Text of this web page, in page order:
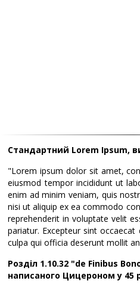
Стандартний Lorem Ipsum,
"Lorem ipsum dolor sit amet,
eiusmod tempor incididunt ut
enim ad minim veniam, quis
nisi ut aliquip ex ea commodo
reprehenderit in voluptate velit
pariatur. Excepteur sint
culpa qui officia deserunt mollit
Розділ 1.10.32 "de Finibus
написаного Цицероном у 45